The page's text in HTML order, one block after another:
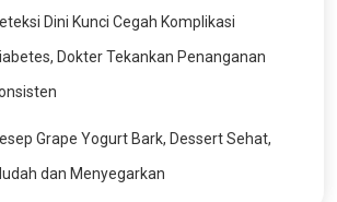
Dini Kunci Cegah Komplikasi
Dokter Tekankan Penanganan
Grape Yogurt Bark, Dessert Sehat,
dan Menyegarkan